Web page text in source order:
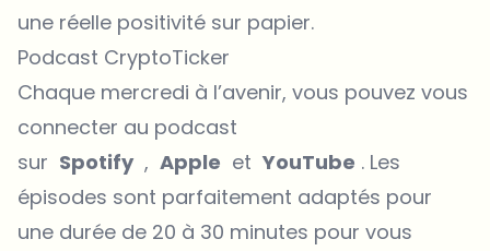
une réelle positivité sur papier.
Podcast CryptoTicker
Chaque mercredi à l’avenir, vous pouvez vous
connecter au podcast
sur Spotify, Apple et YouTube . Les
épisodes sont parfaitement adaptés pour
une durée de 20 à 30 minutes pour vous